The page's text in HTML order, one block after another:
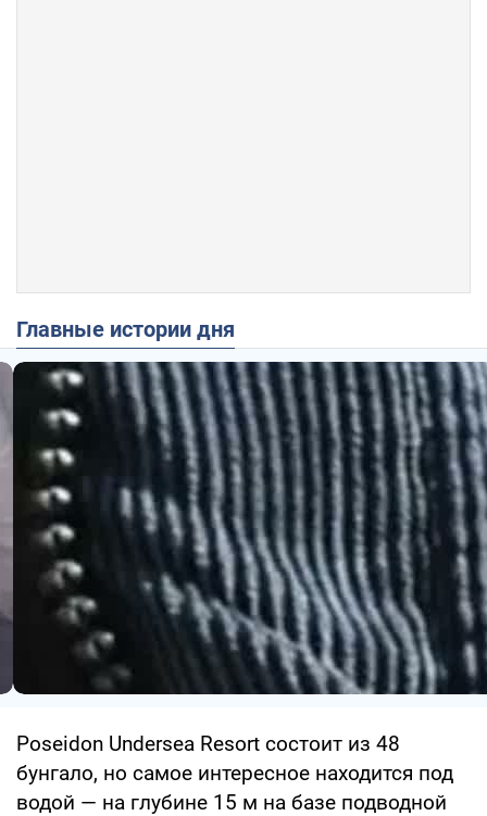
Главные истории дня
Poseidon Undersea Resort состоит из 48
бунгало, но самое интересное находится под
водой — на глубине 15 м на базе подводной